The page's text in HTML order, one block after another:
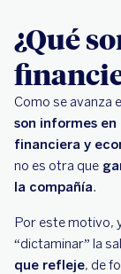
tu
¿Qué
Como se avanza
son informes
financiera y
no es otra que
la compañía.
Por este motivo,
“dictaminar” la
que refleje, de